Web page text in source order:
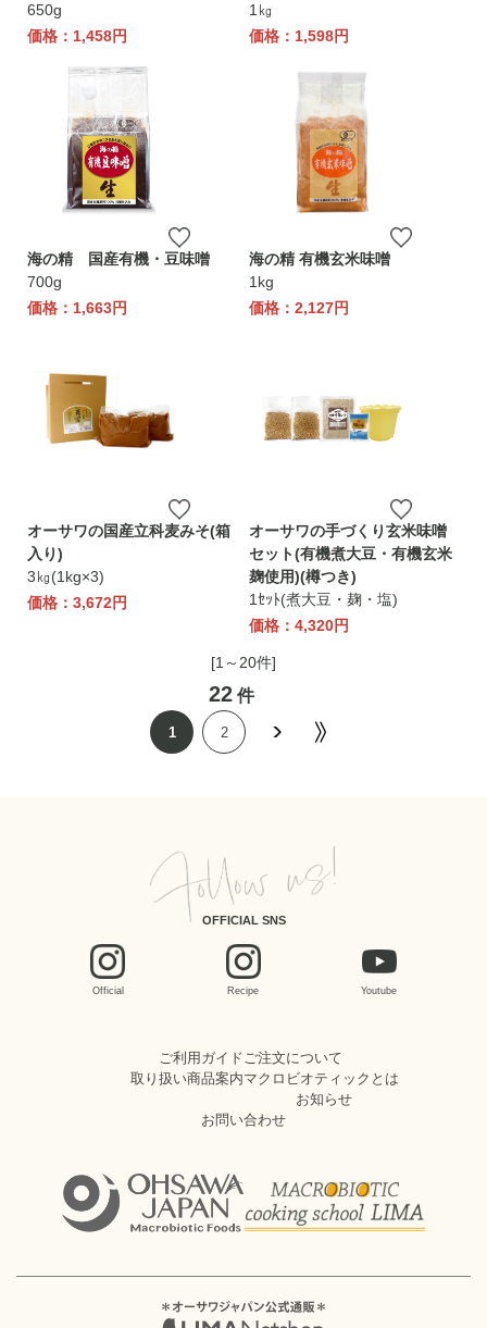
650g
価格：1,458円
1㎏
価格：1,598円
海の精 国産有機・豆味噌
700g
価格：1,663円
海の精 有機玄米味噌
1kg
価格：2,127円
オーサワの国産立科麦みそ(箱
入り)
3㎏(1kg×3)
価格：3,672円
オーサワの手づくり玄米味噌
セット(有機煮大豆・有機玄米
麹使用)(樽つき)
1ｾｯﾄ(煮大豆・麹・塩)
価格：4,320円
[1～20件]
22件
1 2
OFFICIAL SNS
Official Recipe Youtube
ご利用ガイドご注文について
取り扱い商品案内マクロビオティックとは
お知らせ
お問い合わせ